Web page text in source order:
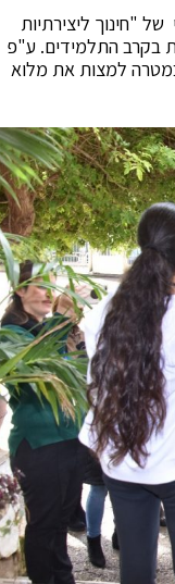
"חינוך ליצירתיות
בקרב התלמידים. ע"פ
במטרה למצות את מלוא